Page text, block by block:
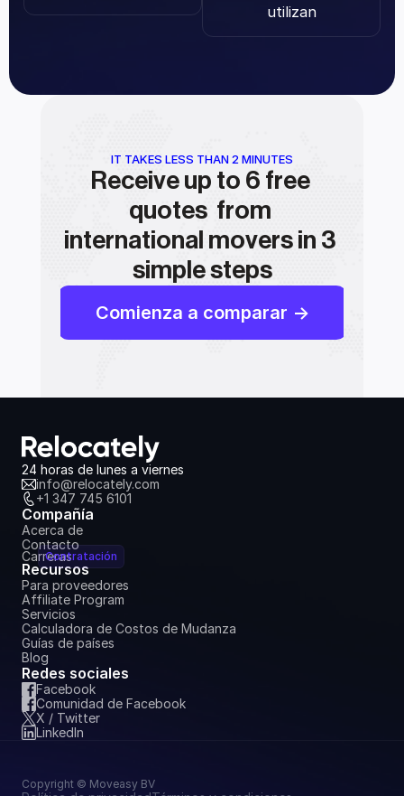
utilizan
IT TAKES LESS THAN 2 MINUTES
Receive up to 6 free
quotes  from
international movers in 3
simple steps
Comienza a comparar ->
24 horas de lunes a viernes
info@relocately.com
+1 347 745 6101
Compañía
Acerca de
Contacto
CarrerasContratación
Recursos
Para proveedores
Affiliate Program
Servicios
Calculadora de Costos de Mudanza
Guías de países
Blog
Redes sociales
Facebook
Comunidad de Facebook
X / Twitter
LinkedIn
Copyright © Moveasy BV